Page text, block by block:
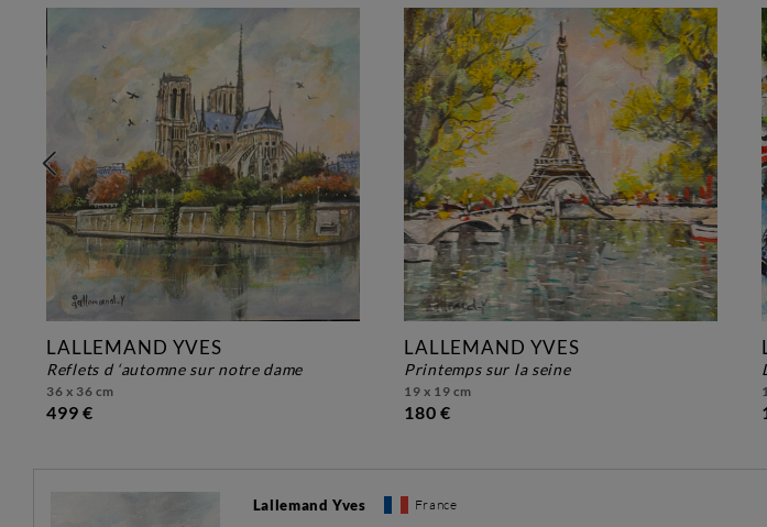
LALLEMAND YVES
reflets d ‘automne sur notre dame
36 x 36 cm
499 €
LALLEMAND YVES
printemps sur la seine
19 x 19 cm
180 €
Lallemand Yves France